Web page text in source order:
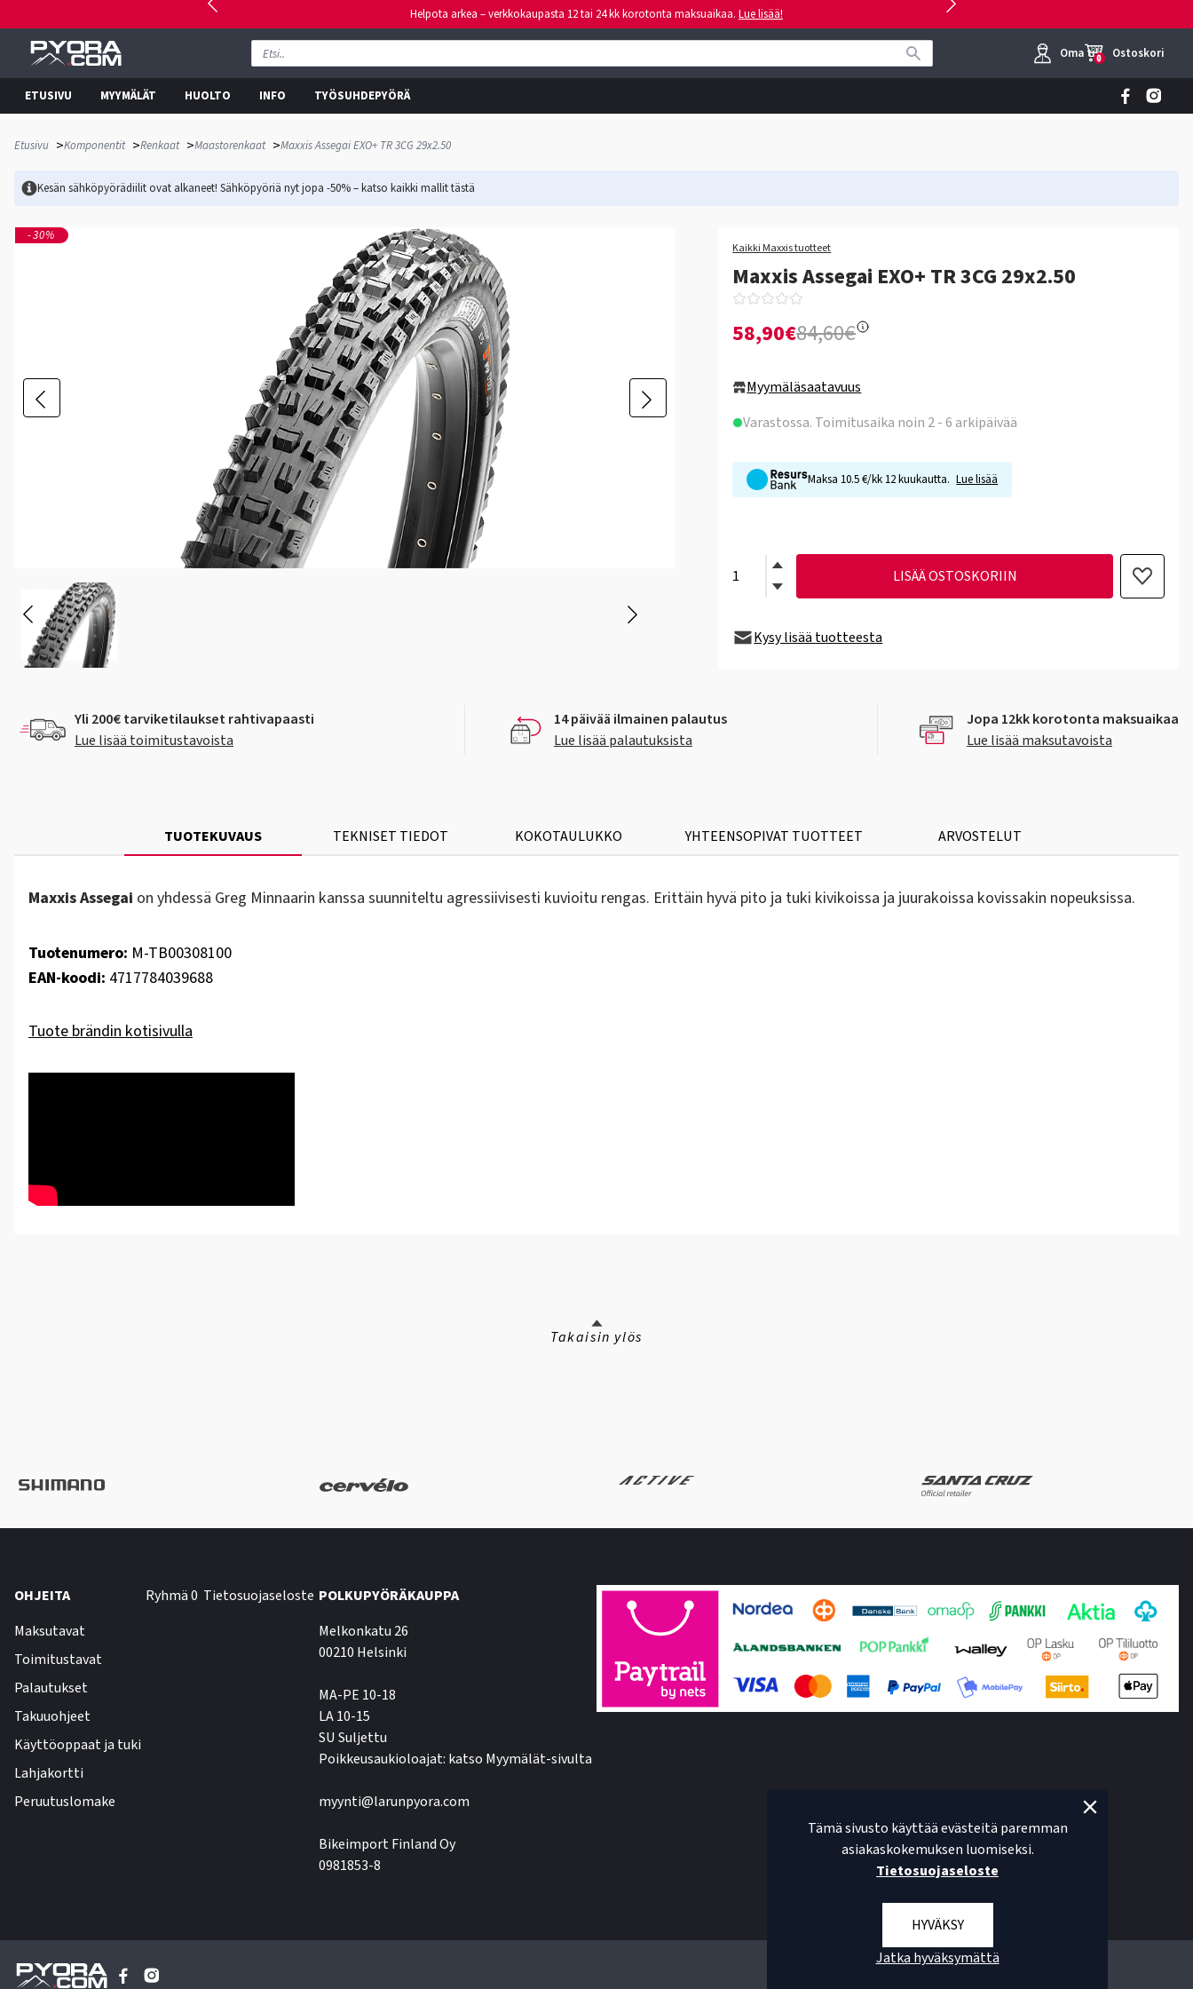
Helpota arkea – verkkokaupasta 12 tai 24 kk korotonta maksuaikaa. Lue lisää!
Oma tili
0 Ostoskori
ETUSIVU MYYMÄLÄT HUOLTO INFO TYÖSUHDEPYÖRÄ
Etusivu >Komponentit >Renkaat >Maastorenkaat >Maxxis Assegai EXO+ TR 3CG 29x2.50
Kesän sähköpyörädiilit ovat alkaneet! Sähköpyöriä nyt jopa -50% – katso kaikki mallittästä
-30%
Kaikki Maxxis tuotteet
Maxxis Assegai EXO+ TR 3CG 29x2.50
58,90€84,60€
Myymäläsaatavuus
Varastossa. Toimitusaika noin 2 - 6 arkipäivää
Maksa 10.5 €/kk 12 kuukautta. Lue lisää
LISÄÄ OSTOSKORIIN
Kysy lisää tuotteesta
Yli 200€ tarviketilaukset rahtivapaasti
Lue lisää toimitustavoista
14 päivää ilmainen palautus
Lue lisää palautuksista
Jopa 12kk korotonta maksuaikaa
Lue lisää maksutavoista
TUOTEKUVAUS TEKNISET TIEDOT KOKOTAULUKKO YHTEENSOPIVAT TUOTTEET ARVOSTELUT
Maxxis Assegai on yhdessä Greg Minnaarin kanssa suunniteltu agressiivisesti kuvioitu rengas. Erittäin hyvä pito ja tuki kivikoissa ja juurakoissa kovissakin nopeuksissa.
Tuotenumero: M-TB00308100
EAN-koodi: 4717784039688
Tuote brändin kotisivulla
Takaisin ylös
OHJEITA
Maksutavat
Toimitustavat
Palautukset
Takuuohjeet
Käyttöoppaat ja tuki
Lahjakortti
Peruutuslomake
Ryhmä 0 Tietosuojaseloste POLKUPYÖRÄKAUPPA
Melkonkatu 26
00210 Helsinki
MA-PE 10-18
LA 10-15
SU Suljettu
Poikkeusaukioloajat: katso Myymälät-sivulta
myynti@larunpyora.com
Bikeimport Finland Oy
0981853-8
Tämä sivusto käyttää evästeitä paremman
asiakaskokemuksen luomiseksi.
Tietosuojaseloste
HYVÄKSY
Jatka hyväksymättä